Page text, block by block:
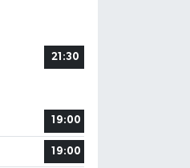
21:30
19:00
19:00